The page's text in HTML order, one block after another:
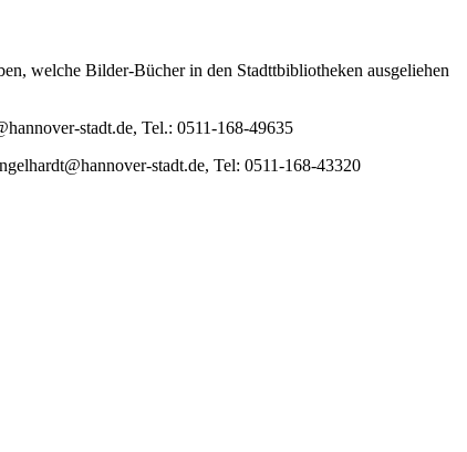
welche Bilder-Bücher in den Stadttbibliotheken ausgeliehen
stadt.de, Tel.: 0511-168-49635
stadt.de, Tel: 0511-168-43320